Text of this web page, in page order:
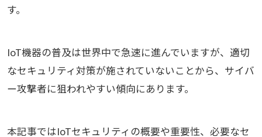
す。
IoT機器の普及は世界中で急速に進んでいますが、適切
なセキュリティ対策が施されていないことから、サイバ
ー攻撃者に狙われやすい傾向にあります。
本記事ではIoTセキュリティの概要や重要性、必要なセ